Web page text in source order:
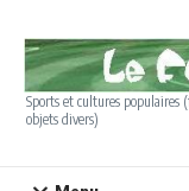
Sports et cultures populaires
objets divers)